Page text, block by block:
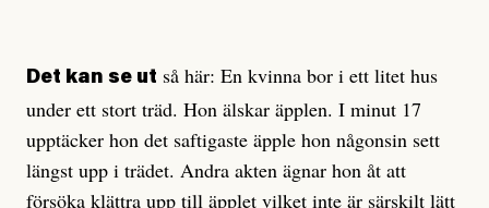
Det kan se ut så här: En kvinna bor i ett litet hus
under ett stort träd. Hon älskar äpplen. I minut 17
upptäcker hon det saftigaste äpple hon någonsin sett
längst upp i trädet. Andra akten ägnar hon åt att
försöka klättra upp till äpplet vilket inte är särskilt lätt